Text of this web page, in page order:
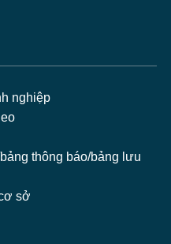
nghiệp
thông báo/bảng lưu
sở